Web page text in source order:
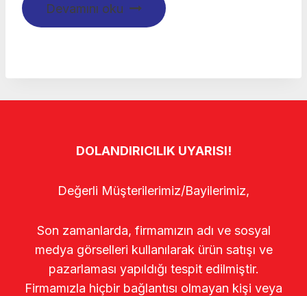
Devamını oku
DOLANDIRICILIK UYARISI!
Değerli Müşterilerimiz/Bayilerimiz,
Son zamanlarda, firmamızın adı ve sosyal
medya görselleri kullanılarak ürün satışı ve
pazarlaması yapıldığı tespit edilmiştir.
Firmamızla hiçbir bağlantısı olmayan kişi veya